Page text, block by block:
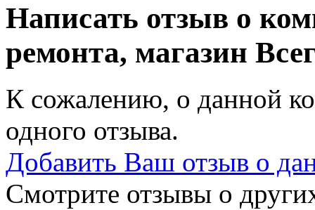
Написать отзыв о
ремонта, магазин
К сожалению, о данной
одного отзыва.
Добавить Ваш отзыв о
Смотрите отзывы о